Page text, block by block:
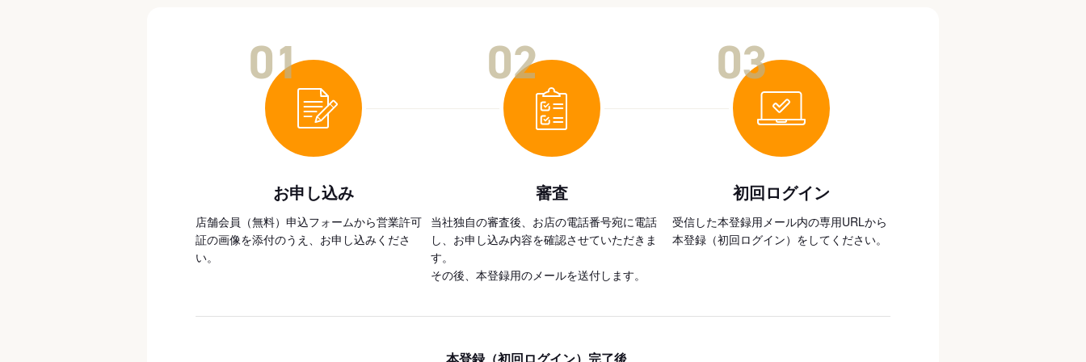
お申し込み
店舗会員（無料）申込フォームから営業許可
証の画像を添付のうえ、お申し込みくださ
い。
審査
当社独自の審査後、お店の電話番号宛に電話
し、お申し込み内容を確認させていただきま
す。
その後、本登録用のメールを送付します。
初回ログイン
受信した本登録用メール内の専用URLから
本登録（初回ログイン）をしてください。